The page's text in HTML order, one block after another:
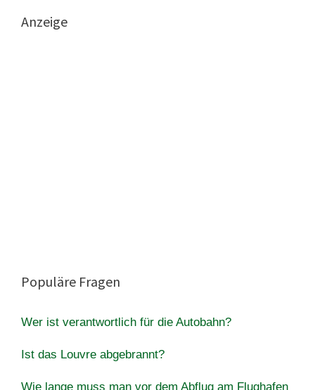
Anzeige
Populäre Fragen
Wer ist verantwortlich für die Autobahn?
Ist das Louvre abgebrannt?
Wie lange muss man vor dem Abflug am Flughafen